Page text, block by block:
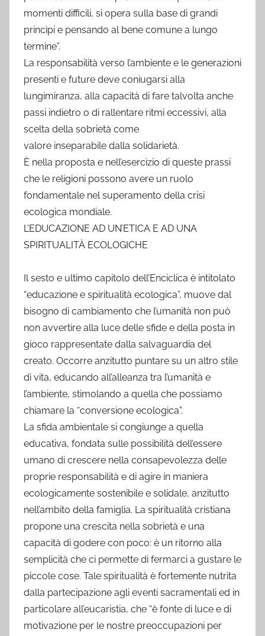
momenti difficili, si opera sulla base di grandi
princìpi e pensando al bene comune a lungo
termine”.
La responsabilità verso l’ambiente e le generazioni
presenti e future deve coniugarsi alla
lungimiranza, alla capacità di fare talvolta anche
passi indietro o di rallentare ritmi eccessivi, alla
scelta della sobrietà come
valore inseparabile dalla solidarietà.
È nella proposta e nell’esercizio di queste prassi
che le religioni possono avere un ruolo
fondamentale nel superamento della crisi
ecologica mondiale.
L’EDUCAZIONE AD UN’ETICA E AD UNA
SPIRITUALITÀ ECOLOGICHE
Il sesto e ultimo capitolo dell’Enciclica è intitolato
“educazione e spiritualità ecologica”, muove dal
bisogno di cambiamento che l’umanità non può
non avvertire alla luce delle sfide e della posta in
gioco rappresentate dalla salvaguardia del
creato. Occorre anzitutto puntare su un altro stile
di vita, educando all’alleanza tra l’umanità e
l’ambiente, stimolando a quella che possiamo
chiamare la “conversione ecologica”.
La sfida ambientale si congiunge a quella
educativa, fondata sulle possibilità dell’essere
umano di crescere nella consapevolezza delle
proprie responsabilità e di agire in maniera
ecologicamente sostenibile e solidale, anzitutto
nell’ambito della famiglia. La spiritualità cristiana
propone una crescita nella sobrietà e una
capacità di godere con poco: è un ritorno alla
semplicità che ci permette di fermarci a gustare le
piccole cose. Tale spiritualità è fortemente nutrita
dalla partecipazione agli eventi sacramentali ed in
particolare all’eucaristia, che “è fonte di luce e di
motivazione per le nostre preoccupazioni per